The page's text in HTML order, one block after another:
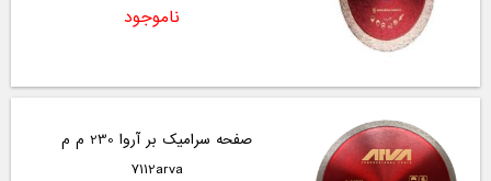
ناموجود
صفحه سرامیک بر آروا 230 م م
7112arva